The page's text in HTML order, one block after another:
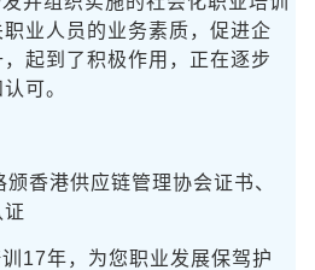
业人员的业务素质，促进企
起到了积极作用，正在逐步
可。
香港供应链管理协会证书、
17年，为您职业发展保驾护